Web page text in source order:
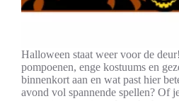
Halloween staat weer voor de
pompoenen, enge kostuums en
binnenkort aan en wat past hier
avond vol spannende spellen? Of